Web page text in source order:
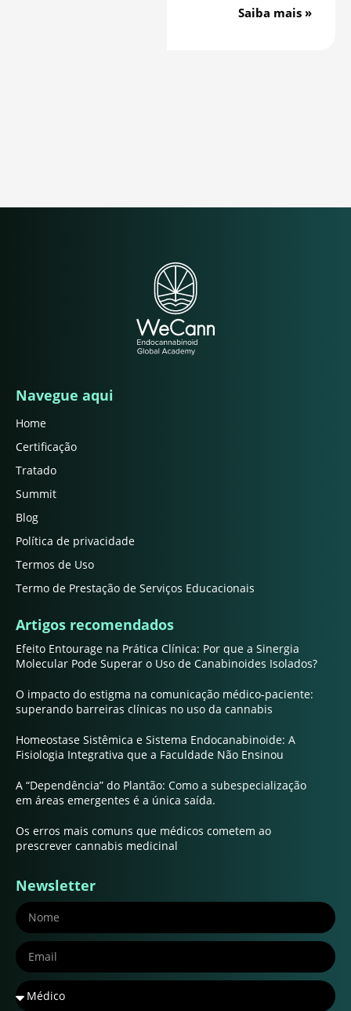
Saiba mais »
Navegue aqui
Home
Certificação
Tratado
Summit
Blog
Política de privacidade
Termos de Uso
Termo de Prestação de Serviços Educacionais
Artigos recomendados
Efeito Entourage na Prática Clínica: Por que a Sinergia
Molecular Pode Superar o Uso de Canabinoides Isolados?
O impacto do estigma na comunicação médico-paciente:
superando barreiras clínicas no uso da cannabis
Homeostase Sistêmica e Sistema Endocanabinoide: A
Fisiologia Integrativa que a Faculdade Não Ensinou
A “Dependência” do Plantão: Como a subespecialização
em áreas emergentes é a única saída.
Os erros mais comuns que médicos cometem ao
prescrever cannabis medicinal
Newsletter